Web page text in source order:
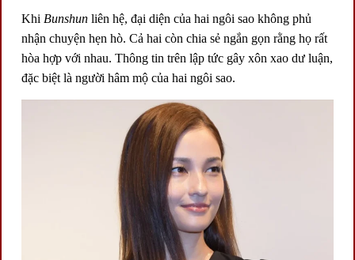
Khi Bunshun liên hệ, đại diện của hai ngôi sao không phủ
nhận chuyện hẹn hò. Cả hai còn chia sẻ ngắn gọn rằng họ rất
hòa hợp với nhau. Thông tin trên lập tức gây xôn xao dư luận,
đặc biệt là người hâm mộ của hai ngôi sao.